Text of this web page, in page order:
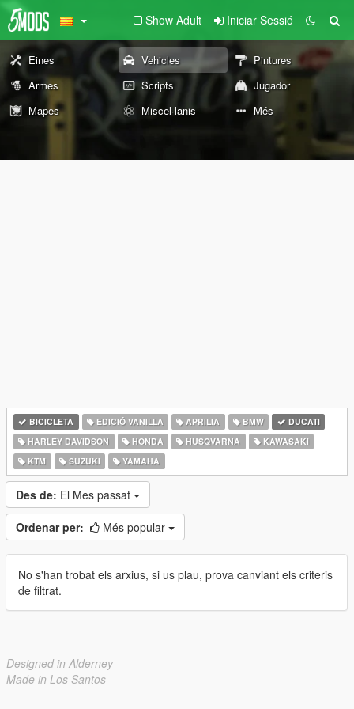
Show Adult Iniciar Sessió
Eines Vehicles
Pintures
Armes
Scripts
Jugador
Mapes
Miscel·lanis Més
BICICLETA EDICIÓ VANILLA APRILIA BMW
DUCATI
HARLEY DAVIDSON
HONDA HUSQVARNA
KAWASAKI
KTM
SUZUKI YAMAHA
Des de: El Mes passat
Ordenar per: Més popular
No s'han trobat els arxius, si us plau, prova canviant els criteris
de filtrat.
Designed in Alderney
Made in Los Santos